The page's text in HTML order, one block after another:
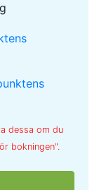
dessa om du
bokningen".